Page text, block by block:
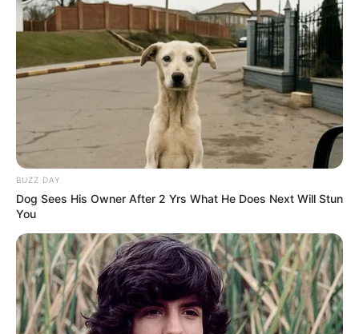
BUZZ DAY
Dog Sees His Owner After 2 Yrs What He Does Next Will Stun
You